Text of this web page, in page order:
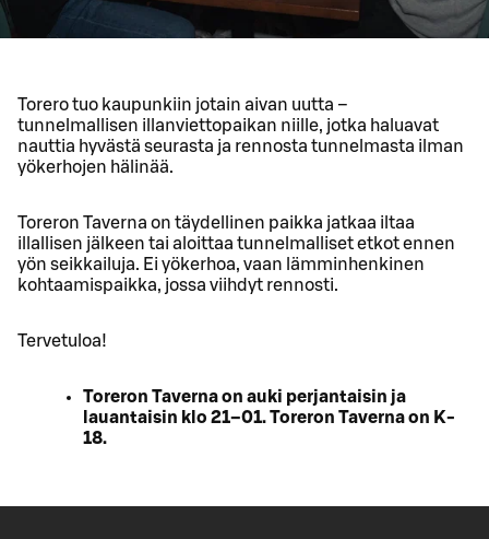
Torero tuo kaupunkiin jotain aivan uutta –
tunnelmallisen illanviettopaikan niille, jotka haluavat
nauttia hyvästä seurasta ja rennosta tunnelmasta ilman
yökerhojen hälinää.
Toreron Taverna on täydellinen paikka jatkaa iltaa
illallisen jälkeen tai aloittaa tunnelmalliset etkot ennen
yön seikkailuja. Ei yökerhoa, vaan lämminhenkinen
kohtaamispaikka, jossa viihdyt rennosti.
Tervetuloa!
Toreron Taverna on auki perjantaisin ja
lauantaisin klo 21–01. Toreron Taverna on K-
18.